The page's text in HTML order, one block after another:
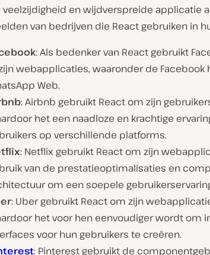
en wijdverspreide applicatie
van bedrijven die React gebruiken in
: Als bedenker van React gebruikt
webapplicaties, waaronder de Facebook
Web.
: Airbnb gebruikt React om zijn
het een naadloze en krachtige
op verschillende platforms.
: Netflix gebruikt React om zijn
van de prestatieoptimalisaties en
om een soepele
: Uber gebruikt React om zijn
het voor hen eenvoudiger wordt om
voor hun gebruikers te creëren.
: Pinterest gebruikt de